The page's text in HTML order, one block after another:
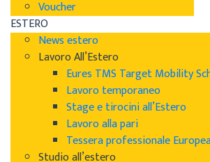
Voucher
ESTERO
News estero
Lavoro All’Estero
Eures TMS Target Mobility
Lavoro temporaneo
Stage e tirocini all’Estero
Lavoro alla pari
Tessera professionale
Studio all’estero